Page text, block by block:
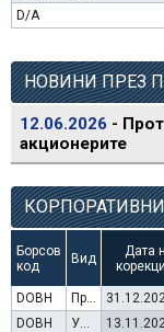
D/A
НОВИНИ ПРЕЗ
12.06.2026 -
акционерите
Борсов
код
Вид
Дата
DOBH Преминаване към търговия в Евро
DOBH
Увеличение на капитал (упражняване на варанти)